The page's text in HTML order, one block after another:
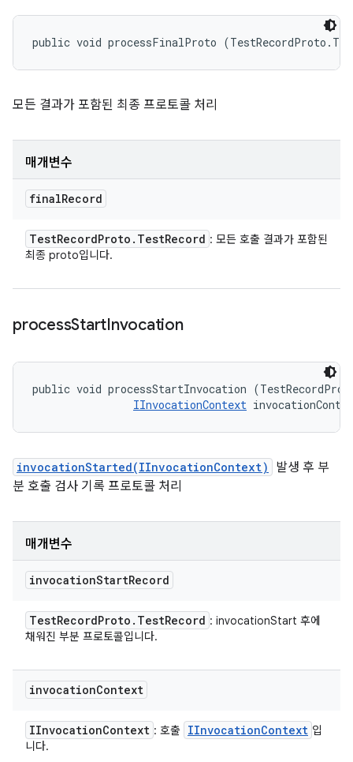
public void processFinalProto
모든 결과가 포함된 최종 프로토콜 처리
매개변수
finalRecord
TestRecordProto . TestRecord : 모든 호출 결과가 포함된
최종 proto입니다.
processStartInvocation
public void processStartInvocation
IInvocationContext
invocationStarted(IInvocationContext)
발생 후 부
분 호출 검사 기록 프로토콜 처리
매개변수
invocationStartRecord
TestRecordProto . TestRecord : invocationStart 후에
채워진 부분 프로토콜입니다.
invocationContext
IInvocationContext : 호출 IInvocationContext 입
니다.